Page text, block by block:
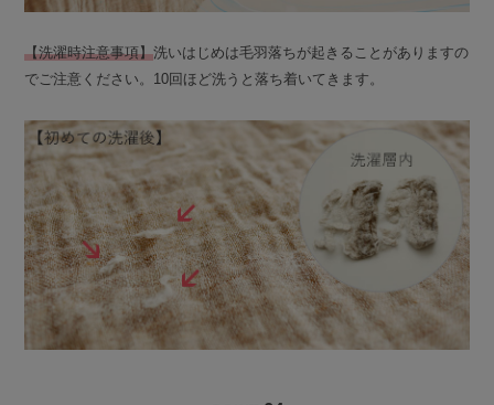
【洗濯時注意事項】洗いはじめは毛羽落ちが起きることがありますの
でご注意ください。10回ほど洗うと落ち着いてきます。